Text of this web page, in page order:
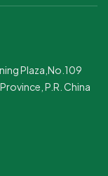
Plaza,No.109
P.R. China